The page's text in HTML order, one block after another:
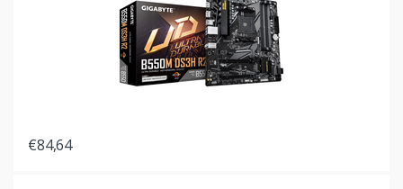
€84,64